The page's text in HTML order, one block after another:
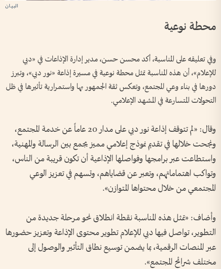
محطة نوعية
وفي تعليقه على المناسبة، أكد محسن حسن، مدير إدارة الإذاعات في «دبي
للإعلام»، أن هذه المناسبة تمثل محطة نوعية في مسيرة إذاعة «نور دبي»، وتبرز
دورها في بناء وعي المجتمع، وتعكس ثقة الجمهور بها واستمرارية تأثيرها في ظل
التحولات المتسارعة في المشهد الإعلامي.
وقال: «لم تتوقف إذاعة نور دبي على مدار 20 عاماً عن خدمة المجتمع،
ونجحت خلالها في تقديم نموذج إعلامي مميز يجمع بين الرسالة والمهنية،
واستطاعت عبر برامجها وفواصلها الإذاعية أن تكون قريبة من الناس،
وتواكب اهتماماتهم، وتعبر عن قضاياهم، وتسهم في تعزيز الوعي
المجتمعي من خلال محتواها المتوازن».
وأضاف: «تمثل هذه المناسبة نقطة انطلاق نحو مرحلة جديدة من
التطوير، تواصل فيها دبي للإعلام تطوير محتوى الإذاعة وتعزيز حضورها
عبر المنصات الرقمية، بما يضمن توسيع نطاق التأثير والوصول إلى
مختلف شرائح المجتمع».